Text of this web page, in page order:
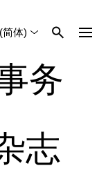
简体)
务
志